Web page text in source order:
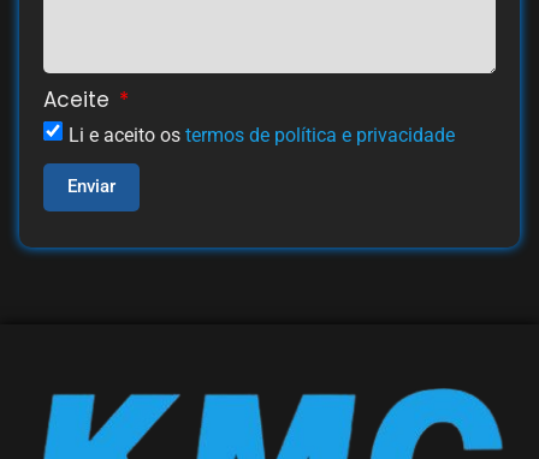
Aceite
Li e aceito os termos de política e privacidade
Enviar